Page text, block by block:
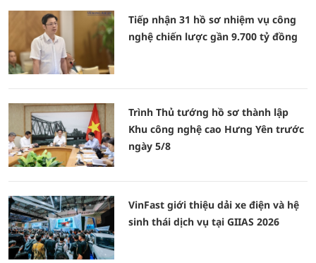
Tiếp nhận 31 hồ sơ nhiệm vụ công
nghệ chiến lược gần 9.700 tỷ đồng
Trình Thủ tướng hồ sơ thành lập
Khu công nghệ cao Hưng Yên trước
ngày 5/8
VinFast giới thiệu dải xe điện và hệ
sinh thái dịch vụ tại GIIAS 2026